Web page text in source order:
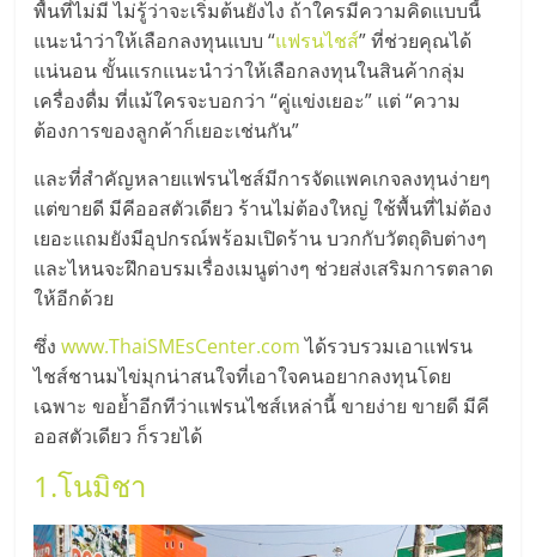
ไทย,
SMEs,
แฟ
รน
ไชส์,
ที่
ปรึกษา
แฟ
พื้นที่ไม่มี ไม่รู้ว่าจะเริ่มต้นยังไง ถ้าใครมีความคิดแบบนี้
แนะนำว่าให้เลือกลงทุนแบบ “แฟรนไชส์” ที่ช่วยคุณได้
แน่นอน ขั้นแรกแนะนำว่าให้เลือกลงทุนในสินค้ากลุ่ม
เครื่องดื่ม ที่แม้ใครจะบอกว่า “คู่แข่งเยอะ” แต่ “ความ
ต้องการของลูกค้าก็เยอะเช่นกัน”
และที่สำคัญหลายแฟรนไชส์มีการจัดแพคเกจลงทุนง่ายๆ
แต่ขายดี มีคีออสตัวเดียว ร้านไม่ต้องใหญ่ ใช้พื้นที่ไม่ต้อง
เยอะแถมยังมีอุปกรณ์พร้อมเปิดร้าน บวกกับวัตถุดิบต่างๆ
และไหนจะฝึกอบรมเรื่องเมนูต่างๆ ช่วยส่งเสริมการตลาด
ให้อีกด้วย
ซึ่งwww.ThaiSMEsCenter.comได้รวบรวมเอาแฟรน
ไชส์ชานมไข่มุกน่าสนใจที่เอาใจคนอยากลงทุนโดย
เฉพาะ ขอย้ำอีกทีว่าแฟรนไชส์เหล่านี้ ขายง่าย ขายดี มีคี
ออสตัวเดียว ก็รวยได้
1.โนมิชา